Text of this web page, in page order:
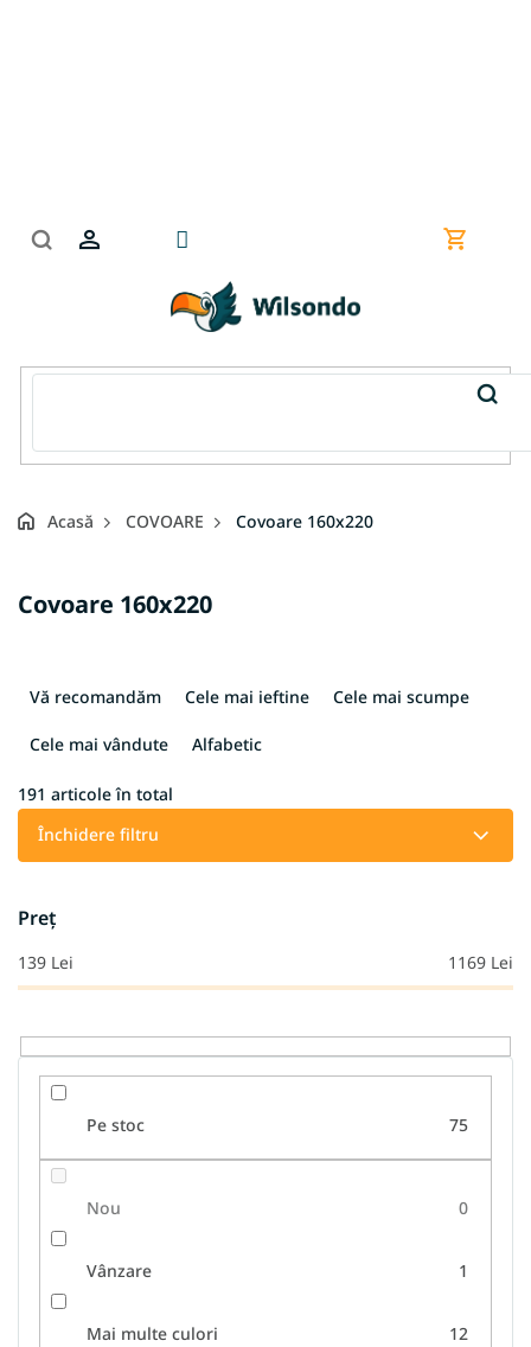
Coş
Acasă COVOARE Covoare 160x220
Covoare 160x220
e
e
t
a
p
r
o
u
s
Vă recomandăm Cele mai ieftine Cele mai scumpe
Cele mai vândute Alfabetic
191 articole în total
Închidere filtru
Preţ
139 Lei 1169 Lei
Pe stoc 75
Nou 0
Vânzare 1
Mai multe culori 12